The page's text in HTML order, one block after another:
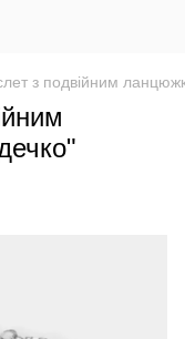
з подвійним